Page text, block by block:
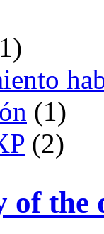
(1)
(2)
of the